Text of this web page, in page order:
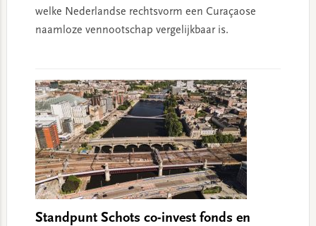
welke Nederlandse rechtsvorm een Curaçaose
naamloze vennootschap vergelijkbaar is.
Standpunt Schots co-invest fonds en